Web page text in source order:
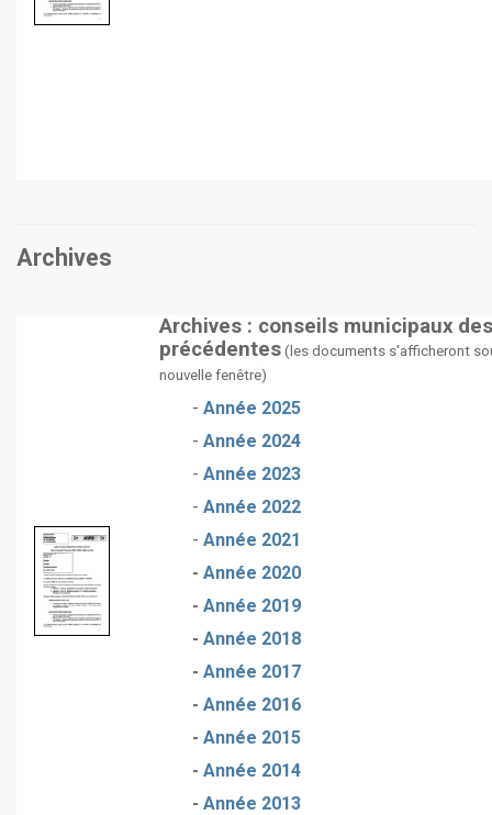
Archives
Archives : conseils municipaux
précédentes (les documents s'afficheront
nouvelle fenêtre)
- Année 2025
- Année 2024
- Année 2023
- Année 2022
- Année 2021
- Année 2020
- Année 2019
- Année 2018
- Année 2017
- Année 2016
- Année 2015
- Année 2014
- Année 2013